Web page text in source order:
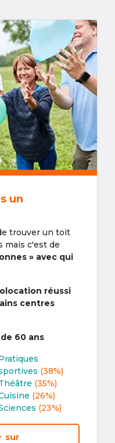
un
trouver un toit
mais c'est de
» avec qui
réussi
centres
60 ans
(38%)
(35%)
(26%)
(23%)
sur